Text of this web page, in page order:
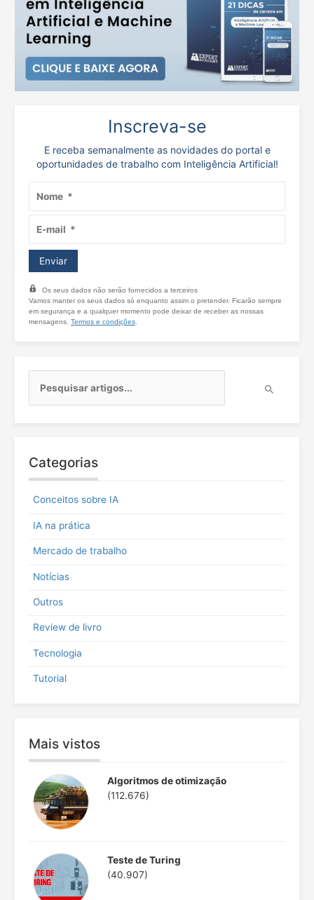
Inscreva-se
E receba semanalmente as novidades do portal e
oportunidades de trabalho com Inteligência Artificial!
Os seus dados não serão fornecidos a terceiros
Vamos manter os seus dados só enquanto assim o pretender. Ficarão sempre
em segurança e a qualquer momento pode deixar de receber as nossas
mensagens.Termos e condições.
s
s
p
Categorias
Conceitos sobre IA
IA na prática
Mercado de trabalho
Notícias
Outros
Review de livro
Tecnologia
Tutorial
Mais vistos
Algoritmos de otimização
(112.676)
Teste de Turing
(40.907)